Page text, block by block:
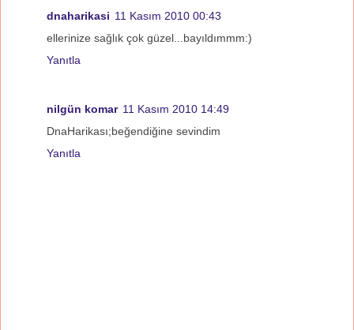
dnaharikasi 11 Kasım 2010 00:43
ellerinize sağlık çok güzel...bayıldımmm:)
Yanıtla
nilgün komar 11 Kasım 2010 14:49
DnaHarikası;beğendiğine sevindim
Yanıtla